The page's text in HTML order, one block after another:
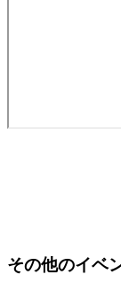
その他のイベ